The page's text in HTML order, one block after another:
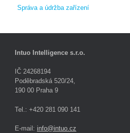
Správa a údržba zařízení
Intuo Intelligence s.r.o.
IČ 24268194
Poděbradská 520/24,
190 00 Praha 9
Tel.: +420 281 090 141
E-mail: info@intuo.cz